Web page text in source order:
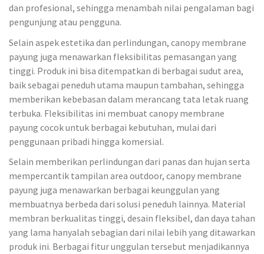
dan profesional, sehingga menambah nilai pengalaman bagi
pengunjung atau pengguna.
Selain aspek estetika dan perlindungan, canopy membrane
payung juga menawarkan fleksibilitas pemasangan yang
tinggi. Produk ini bisa ditempatkan di berbagai sudut area,
baik sebagai peneduh utama maupun tambahan, sehingga
memberikan kebebasan dalam merancang tata letak ruang
terbuka. Fleksibilitas ini membuat canopy membrane
payung cocok untuk berbagai kebutuhan, mulai dari
penggunaan pribadi hingga komersial.
Selain memberikan perlindungan dari panas dan hujan serta
mempercantik tampilan area outdoor, canopy membrane
payung juga menawarkan berbagai keunggulan yang
membuatnya berbeda dari solusi peneduh lainnya. Material
membran berkualitas tinggi, desain fleksibel, dan daya tahan
yang lama hanyalah sebagian dari nilai lebih yang ditawarkan
produk ini. Berbagai fitur unggulan tersebut menjadikannya